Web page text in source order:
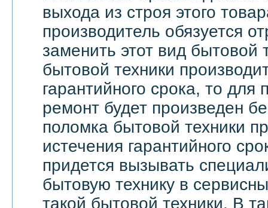
выхода из строя этого
производитель обязуется
заменить этот вид бытовой
бытовой техники
гарантийного срока, то для
ремонт будет произведен
поломка бытовой техники
истечения гарантийного
придется вызывать
бытовую технику в
такой бытовой техники. В